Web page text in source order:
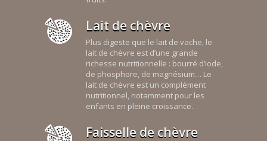
Lait de chèvre
Plus digeste que le lait de vache, le
lait de chèvre est d’une grande
richesse nutritionnelle : bourré d’iode,
de phosphore, de magnésium… Le
lait de chèvre est un complément
nutritionnel, notamment pour les
enfants en pleine croissance.
Faisselle de chèvre